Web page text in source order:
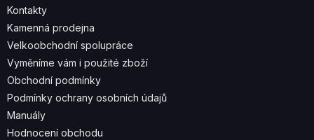
R
V
Kontakty
Kamenná prodejna
Velkoobchodní spolupráce
Vyměníme vám i použité zboží
Obchodní podmínky
Podmínky ochrany osobních údajů
Manuály
Hodnocení obchodu